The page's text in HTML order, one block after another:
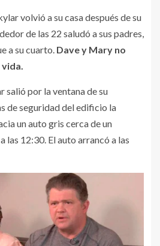
volvió a su casa después de su
de las 22 saludó a sus padres,
a su cuarto. Dave y Mary no
salió por la ventana de su
de seguridad del edificio la
un auto gris cerca de un
las 12:30. El auto arrancó a las